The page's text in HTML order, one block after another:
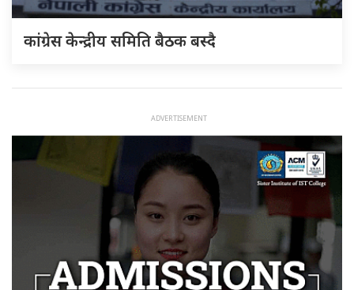
कांग्रेस केन्द्रीय समिति बैठक बस्दै